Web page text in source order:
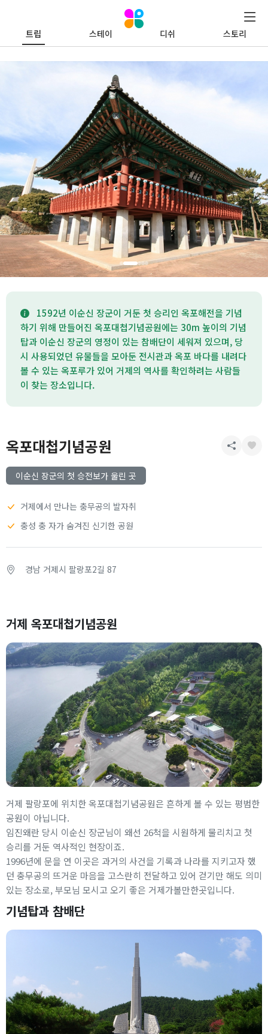
트립 스테이 디쉬 스토리
1592년 이순신 장군이 거둔 첫 승리인 옥포해전을 기념
하기 위해 만들어진 옥포대첩기념공원에는 30m 높이의 기념
탑과 이순신 장군의 영정이 있는 참배단이 세워져 있으며, 당
시 사용되었던 유물들을 모아둔 전시관과 옥포 바다를 내려다
볼 수 있는 옥포루가 있어 거제의 역사를 확인하려는 사람들
이 찾는 장소입니다.
거제 옥포대첩기념공원
거제 팔랑포에 위치한 옥포대첩기념공원은 흔하게 볼 수 있는 평범한
공원이 아닙니다.
임진왜란 당시 이순신 장군님이 왜선 26척을 시원하게 물리치고 첫
승리를 거둔 역사적인 현장이죠.
1996년에 문을 연 이곳은 과거의 사건을 기록과 나라를 지키고자 했
던 충무공의 뜨거운 마음을 고스란히 전달하고 있어 걷기만 해도 의미
있는 장소로, 부모님 모시고 오기 좋은 거제가볼만한곳입니다.
기념탑과 참배단
옥포대첩기념공원
이순신 장군의 첫 승전보가 울린 곳
거제에서 만나는 충무공의 발자취
충성 충 자가 숨겨진 신기한 공원
경남 거제시 팔랑포2길 87